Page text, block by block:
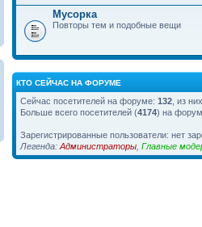
Мусорка
Повторы тем и подобные вещи
КТО СЕЙЧАС НА ФОРУМЕ
Сейчас посетителей на форуме: 132 , из
Больше всего посетителей (4174) на
Зарегистрированные пользователи: нет
Легенда: Администраторы Главные